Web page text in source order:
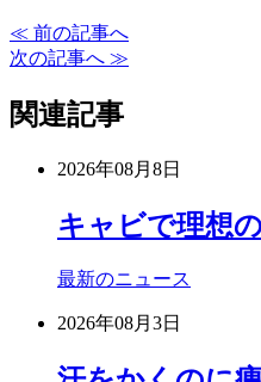
≪ 前の記事へ
次の記事へ ≫
関連記事
2026年08月8日
キャビで理想
最新のニュース
2026年08月3日